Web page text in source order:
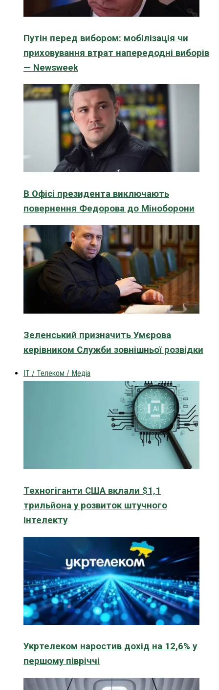
Путін перед вибором: мобілізація чи
приховування втрат напередодні виборів
— Newsweek
В Офісі президента виключають
повернення Федорова до Міноборони
Зеленський призначить Умєрова
керівником Служби зовнішньої розвідки
IT / Телеком / Медіа
Техногіганти США вклали $1,1
трильйона у розвиток штучного
інтелекту
Укртелеком наростив дохід на 12,6% у
першому півріччі